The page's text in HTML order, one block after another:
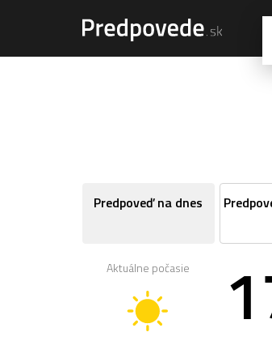
Predpoveď na dnes
Aktuálne počasie